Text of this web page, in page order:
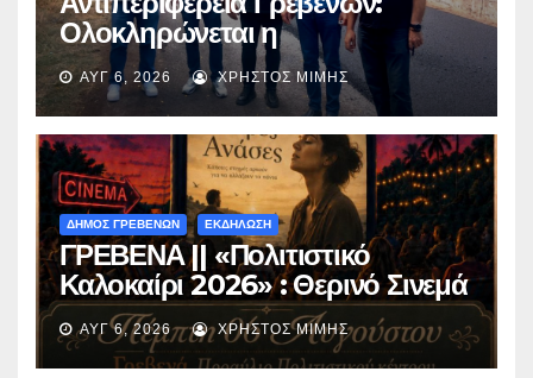
Ολοκληρώνεται η
ασφαλτόστρωση της οδού
Περιβόλι – Αβδέλλα
ΑΥΓ 6, 2026 ΧΡΉΣΤΟΣ ΜΊΜΗΣ
ΔΗΜΟΣ ΓΡΕΒΕΝΩΝ ΕΚΔΗΛΩΣΗ
ΓΡΕΒΕΝΑ || «Πολιτιστικό
Καλοκαίρι 2026» : Θερινό Σινεμά
με την βραβευμένη ταινία
«Μικρές Ανάσες».
ΑΥΓ 6, 2026 ΧΡΉΣΤΟΣ ΜΊΜΗΣ